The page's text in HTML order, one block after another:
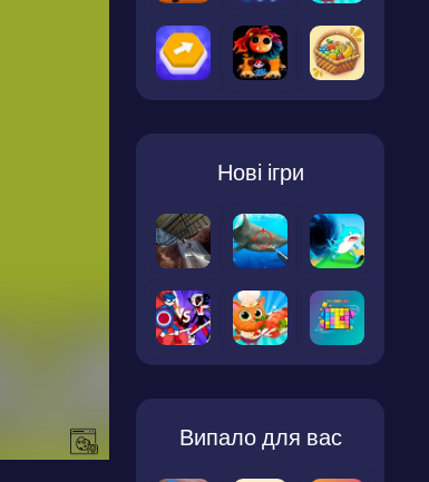
Нові ігри
Випало для вас